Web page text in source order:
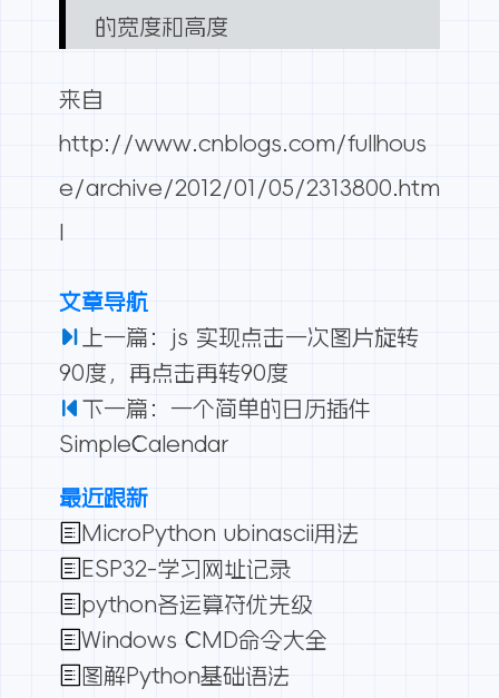
的宽度和高度
来自
http://www.cnblogs.com/fullhous
e/archive/2012/01/05/2313800.htm
文章导航
上一篇：js 实现点击一次图片旋转
90度，再点击再转90度
下一篇：一个简单的日历插件
SimpleCalendar
最近跟新
MicroPython ubinascii用法
ESP32-学习网址记录
python各运算符优先级
Windows CMD命令大全
图解Python基础语法